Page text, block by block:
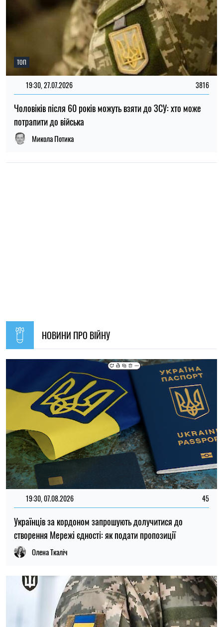
Українців за кордоном запрошують долучитися до
створення Мережі єдності: як подати пропозиції
11:59, 07.08.2026
Матеріальна допомога військовим у 2026 році: як
Ірина Де Люсто